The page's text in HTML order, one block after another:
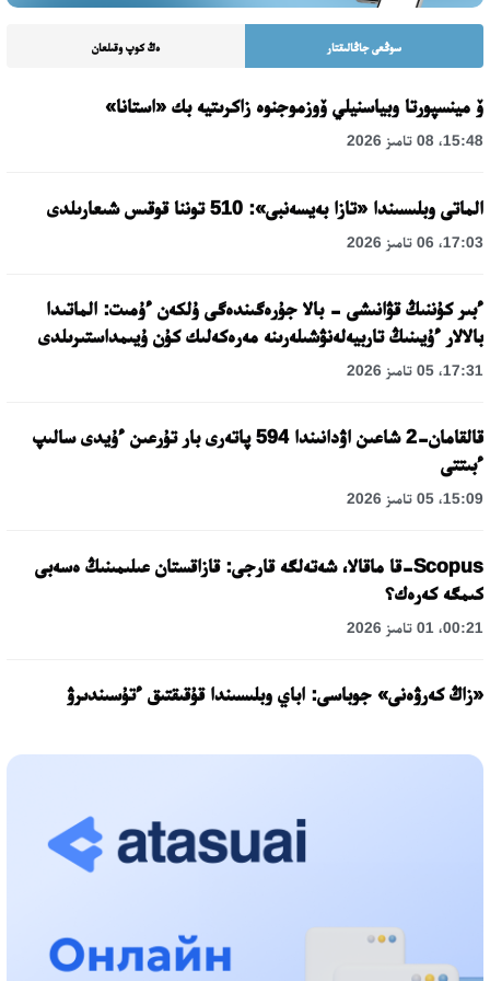
سوڭعى جاڭالىقتار ەڭ كوپ وقىلعان
ۆ مينسپورتا وبياسنيلي ۆوزموجنوە زاكرىتيە بك «استانا»
15:48، 08 تامىز 2026
الماتى وبلىسىندا «تازا بەيسەنبى»: 510 توننا قوقىس شىعارىلدى
17:03، 06 تامىز 2026
ءبىر كۇننىڭ قۋانىشى - بالا جۇرەگىندەگى ۇلكەن ءۇمىت: الماتىدا
بالالار ءۇيىنىڭ تاربيەلەنۋشىلەرىنە مەرەكەلىك كۇن ۇيىمداستىرىلدى
17:31، 05 تامىز 2026
قالقامان-2 شاعىن اۋدانىندا 594 پاتەرى بار تۇرعىن ءۇيدى سالىپ
ءبىتتى
15:09، 05 تامىز 2026
Scopus-قا ماقالا، شەتەلگە قارجى: قازاقستان عىلىمىنىڭ ەسەبى
كىمگە كەرەك؟
00:21، 01 تامىز 2026
«زاڭ كەرۋەنى» جوباسى: اباي وبلىسىندا قۇقىقتىق ءتۇسىندىرۋ
17:31، 31 شىلدە 2026
حالىقارالىق «فورمۋلا-1 H2O» جارىسىن قونايەۆ قالاسىندا وتكىزۋ
اسحات اسىلبەكوۆ: كۇشتى بيلىككە كۇشتى تۇلعالار كەرەك!